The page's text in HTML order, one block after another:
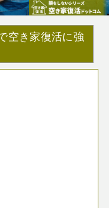
空き家復活に強